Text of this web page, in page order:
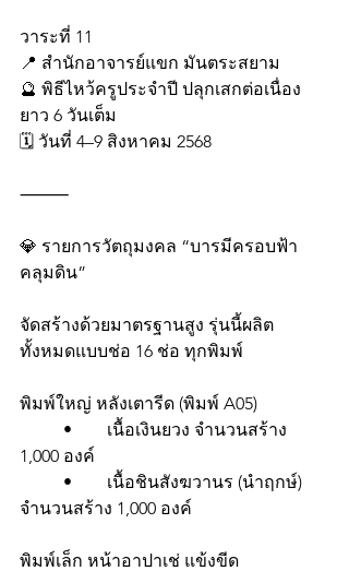
วาระที่ 11
📍 สำนักอาจารย์แขก มันตระสยาม
🔮 พิธีไหว้ครูประจำปี ปลุกเสกต่อเนื่อง
ยาว 6 วันเต็ม
🗓️ วันที่ 4–9 สิงหาคม 2568
⸻
💎 รายการวัตถุมงคล “บารมีครอบฟ้า
คลุมดิน”
จัดสร้างด้วยมาตรฐานสูง รุ่นนี้ผลิต
ทั้งหมดแบบช่อ 16 ช่อ ทุกพิมพ์
พิมพ์ใหญ่ หลังเตารีด (พิมพ์ A05)
1,000 องค์
จำนวนสร้าง 1,000 องค์
พิมพ์เล็ก หน้าอาปาเช่ แข้งขีด